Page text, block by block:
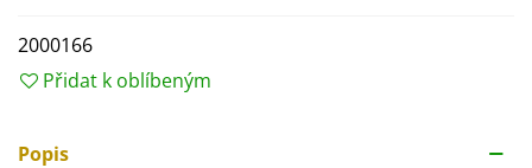
2000166
Přidat k oblíbeným
Popis